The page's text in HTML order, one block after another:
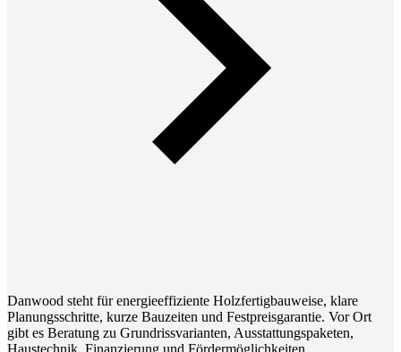
Danwood steht für energieeffiziente Holzfertigbauweise, klare
Planungsschritte, kurze Bauzeiten und Festpreisgarantie. Vor Ort
gibt es Beratung zu Grundrissvarianten, Ausstattungspaketen,
Haustechnik, Finanzierung und Fördermöglichkeiten.